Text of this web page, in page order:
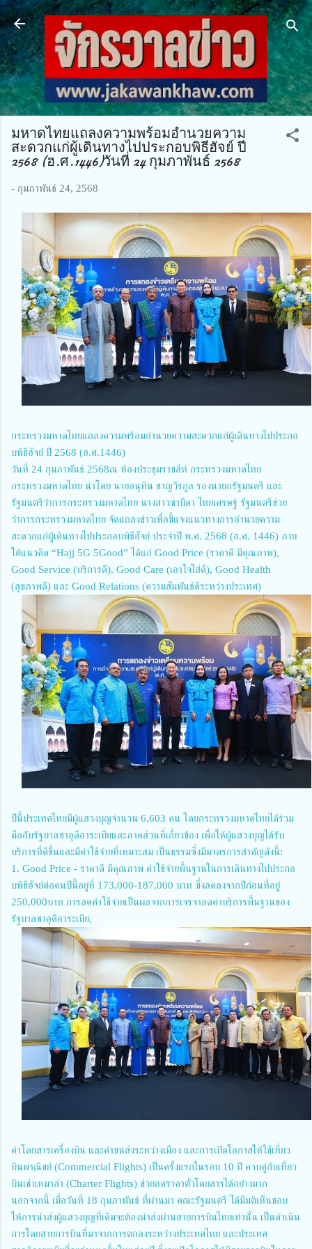
ข้ามไปที่เนื้อหาหลัก
มหาดไทยแถลงความพร้อมอำนวยความ
สะดวกแก่ผู้เดินทางไปประกอบพิธีฮัจย์ ปี
2568 (ฮ.ศ.1446)วันที่ 24 กุมภาพันธ์ 2568
- กุมภาพันธ์ 24, 2568
กระทรวงมหาดไทยแถลงความพร้อมอำนวยความสะดวกแก่ผู้เดินทางไปประกอ
บพิธีฮัจย์ ปี 2568 (ฮ.ศ.1446)
วันที่ 24 กุมภาพันธ์ 2568ณ ห้องประชุมราชสีห์ กระทรวงมหาดไทย
กระทรวงมหาดไทย นำโดย นายอนุทิน ชาญวีรกูล รองนายกรัฐมนตรี และ
รัฐมนตรีว่าการกระทรวงมหาดไทย นางสาวซาบีดา ไทยเศรษฐ์ รัฐมนตรีช่วย
ว่าการกระทรวงมหาดไทย จัดแถลงข่าวเพื่อชี้แจงแนวทางการอำนวยความ
สะดวกแก่ผู้เดินทางไปประกอบพิธีฮัจย์ ประจำปี พ.ศ. 2568 (ฮ.ศ. 1446) ภาย
ใต้แนวคิด “Hajj 5G 5Good” ได้แก่ Good Price (ราคาดี มีคุณภาพ),
Good Service (บริการดี), Good Care (เอาใจใส่ดี), Good Health
(สุขภาพดี) และ Good Relations (ความสัมพันธ์ดีระหว่างประเทศ)
ปีนี้ประเทศไทยมีผู้แสวงบุญจำนวน 6,603 คน โดยกระทรวงมหาดไทยได้ร่วม
มือกับรัฐบาลซาอุดีอาระเบียและภาคส่วนที่เกี่ยวข้อง เพื่อให้ผู้แสวงบุญได้รับ
บริการที่ดีขึ้นและมีค่าใช้จ่ายที่เหมาะสม เป็นธรรมซึ่งมีมาตรการสำคัญดังนี้:
1. Good Price - ราคาดี มีคุณภาพ ค่าใช้จ่ายพื้นฐานในการเดินทางไปประกอ
บพิธีฮัจย์ต่อคนปีนี้อยู่ที่ 173,000-187,000 บาท ซึ่งลดลงจากปีก่อนที่อยู่
250,000บาท การลดค่าใช้จ่ายเป็นผลจากการเจรจาลดค่าบริการพื้นฐานของ
รัฐบาลซาอุดีอาระเบีย,
ค่าโดยสารเครื่องบิน และค่าขนส่งระหว่างเมือง และการเปิดโอกาสให้ใช้เที่ยว
บินพาณิชย์ (Commercial Flights) เป็นครั้งแรกในรอบ 10 ปี ควบคู่กับเที่ยว
บินเช่าเหมาลำ (Charter Flights) ช่วยลดราคาตั๋วโดยสารได้อย่างมาก
นอกจากนี้ เมื่อวันที่ 18 กุมภาพันธ์ ที่ผ่านมา คณะรัฐมนตรี ได้มีมติเห็นชอบ
ให้การนำส่งผู้แสวงบุญที่เดิมจะต้องนำส่งผ่านสายการบินไทยเท่านั้น เป็นดำเนิน
การโดยสายการบินที่มาจากการตกลงระหว่างประเทศไทย และประเทศ